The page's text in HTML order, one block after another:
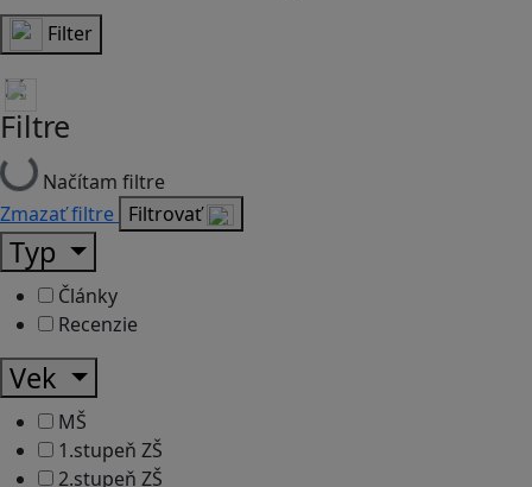
Filter
Filtre
Načítam filtre
Zmazať filtre Filtrovať
Typ
Články
Recenzie
Vek
MŠ
1.stupeň ZŠ
2.stupeň ZŠ